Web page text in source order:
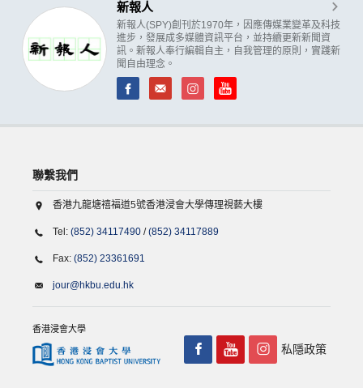
新報人
新報人(SPY)創刊於1970年，因應傳媒業變革及科技
進步，發展成多媒體資訊平台，並持續更新新聞資
訊。新報人奉行編輯自主，自我管理的原則，實踐新
聞自由理念。
聯繫我們
香港九龍塘禧福道5號香港浸會大學傳理視藝大樓
Tel: (852) 34117490 /(852) 34117889
Fax: (852) 23361691
jour@hkbu.edu.hk
香港浸會大學
私隱政策